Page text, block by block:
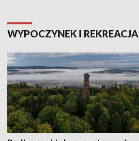
WYPOCZYNEK I REKREACJA